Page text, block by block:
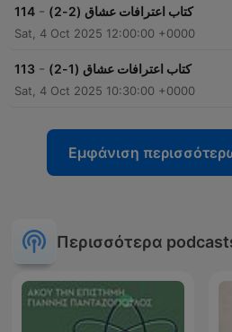
114 - كتاب اعترافات عشاق (2-2)
Sat, 4 Oct 2025 12:00:00 +0000
113 - كتاب اعترافات عشاق (1-2)
Sat, 4 Oct 2025 10:30:00 +0000
Εμφάνιση
Περισσότερα